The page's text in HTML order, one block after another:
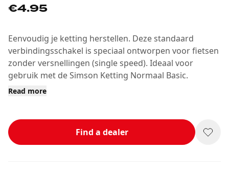
€4.95
Eenvoudig je ketting herstellen. Deze standaard
verbindingsschakel is speciaal ontworpen voor fietsen
zonder versnellingen (single speed). Ideaal voor
gebruik met de Simson Ketting Normaal Basic.
Read more
Find a dealer